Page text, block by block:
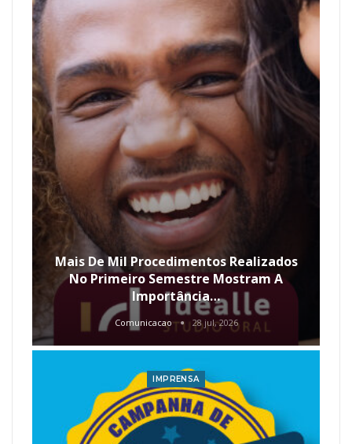
Mais De Mil Procedimentos Realizados
No Primeiro Semestre Mostram A
Importância…
Comunicacao 28 jul, 2026
IMPRENSA